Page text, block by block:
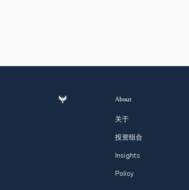
About
关于
投资组合
Insights
Policy